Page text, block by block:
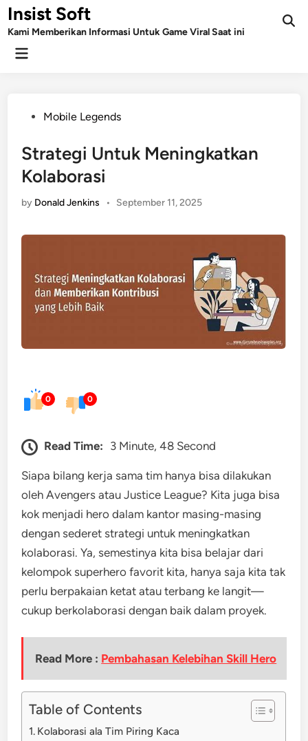
Skip
toInsist Soft
Kami Memberikan Informasi Untuk Game Viral Saat ini
Main
PostedMobile Legends
Strategi Untuk Meningkatkan
Kolaborasi
by Donald Jenkins • September 11, 2025
0 0
Read Time: 3 Minute, 48 Second
Siapa bilang kerja sama tim hanya bisa dilakukan
oleh Avengers atau Justice League? Kita juga bisa
kok menjadi hero dalam kantor masing-masing
dengan sederet strategi untuk meningkatkan
kolaborasi. Ya, semestinya kita bisa belajar dari
kelompok superhero favorit kita, hanya saja kita tak
perlu berpakaian ketat atau terbang ke langit—
cukup berkolaborasi dengan baik dalam proyek.
Read More : Pembahasan Kelebihan Skill Hero
Table of Contents
Kolaborasi ala Tim Piring Kaca